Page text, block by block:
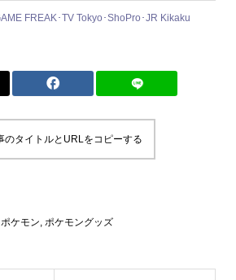
FREAK･TV Tokyo･ShoPro･JR Kikaku
のタイトルとURLをコピーする
ポケモン ポケモングッズ